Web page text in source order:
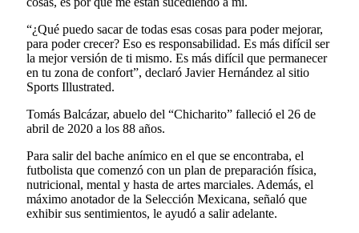
“¿Qué puedo sacar de todas esas cosas para poder mejorar,
para poder crecer? Eso es responsabilidad. Es más difícil ser
la mejor versión de ti mismo. Es más difícil que permanecer
en tu zona de confort”, declaró Javier Hernández al sitio
Sports Illustrated.
Tomás Balcázar, abuelo del “Chicharito” falleció el 26 de
abril de 2020 a los 88 años.
Para salir del bache anímico en el que se encontraba, el
futbolista que comenzó con un plan de preparación física,
nutricional, mental y hasta de artes marciales. Además, el
máximo anotador de la Selección Mexicana, señaló que
exhibir sus sentimientos, le ayudó a salir adelante.